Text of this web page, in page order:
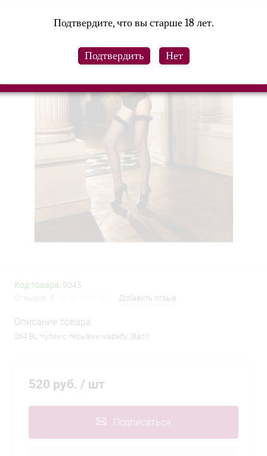
Код товара: 9045
Добавить отзыв
Описание товара:
264 BL Чулки с перьями марабу (Baci)
520 руб. / шт
Подписаться
Подтвердите, что вы старше 18 лет.